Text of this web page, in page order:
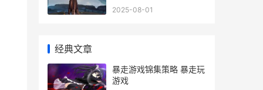
edition
2025-08-01
经典文章
暴走游戏锦集策略 暴走玩
游戏